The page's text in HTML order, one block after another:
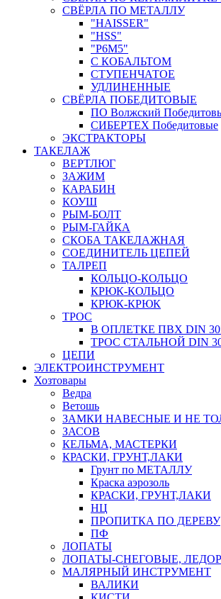
СВЁРЛА ПО МЕТАЛЛУ
"HAISSER"
"HSS"
"Р6М5"
С КОБАЛЬТОМ
СТУПЕНЧАТОЕ
УДЛИНЕННЫЕ
СВЁРЛА ПОБЕДИТОВЫЕ
ПО Волжский
СИБЕРТЕХ Победитовые
ЭКСТРАКТОРЫ
ТАКЕЛАЖ
ВЕРТЛЮГ
ЗАЖИМ
КАРАБИН
КОУШ
РЫМ-БОЛТ
РЫМ-ГАЙКА
СКОБА ТАКЕЛАЖНАЯ
СОЕДИНИТЕЛЬ ЦЕПЕЙ
ТАЛРЕП
КОЛЬЦО-КОЛЬЦО
КРЮК-КОЛЬЦО
КРЮК-КРЮК
ТРОС
В ОПЛЕТКЕ ПВХ DIN
ТРОС СТАЛЬНОЙ DIN
ЦЕПИ
ЭЛЕКТРОИНСТРУМЕНТ
Хозтовары
Ведра
Ветошь
ЗАМКИ НАВЕСНЫЕ И НЕ
ЗАСОВ
КЕЛЬМА, МАСТЕРКИ
КРАСКИ, ГРУНТ,ЛАКИ
Грунт по МЕТАЛЛУ
Краска аэрозоль
КРАСКИ, ГРУНТ,ЛАКИ
НЦ
ПРОПИТКА ПО ДЕРЕВУ
ПФ
ЛОПАТЫ
ЛОПАТЫ-СНЕГОВЫЕ,
МАЛЯРНЫЙ ИНСТРУМЕНТ
ВАЛИКИ